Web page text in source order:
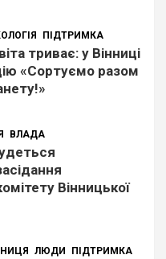
ПІДТРИМКА
триває: у Вінниці
«Сортуємо разом
ВЛАДА
Вінницької
ЛЮДИ ПІДТРИМКА